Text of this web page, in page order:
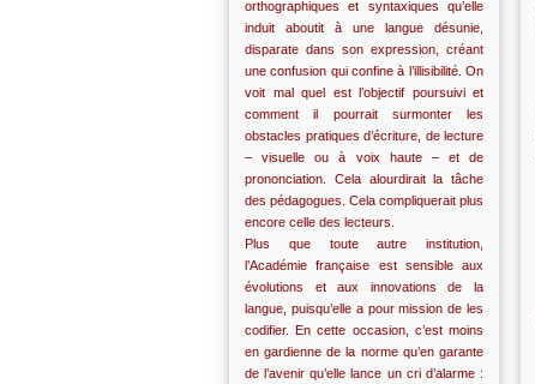
orthographiques et syntaxiques qu’elle
induit aboutit à une langue désunie,
disparate dans son expression, créant
une confusion qui confine à l’illisibilité. On
voit mal quel est l’objectif poursuivi et
comment il pourrait surmonter les
obstacles pratiques d’écriture, de lecture
– visuelle ou à voix haute – et de
prononciation. Cela alourdirait la tâche
des pédagogues. Cela compliquerait plus
encore celle des lecteurs.
Plus que toute autre institution,
l’Académie française est sensible aux
évolutions et aux innovations de la
langue, puisqu’elle a pour mission de les
codifier. En cette occasion, c’est moins
en gardienne de la norme qu’en garante
de l’avenir qu’elle lance un cri d’alarme :